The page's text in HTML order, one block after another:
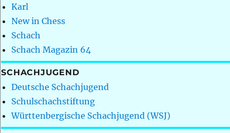
Karl
New in Chess
Schach
Schach Magazin 64
SCHACHJUGEND
Deutsche Schachjugend
Schulschachstiftung
Württenbergische Schachjugend (WSJ)